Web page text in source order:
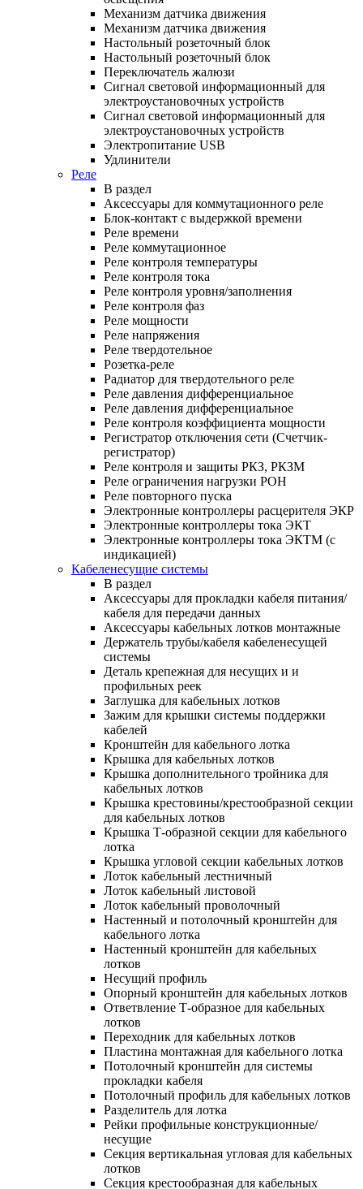
Механизм датчика движения
Механизм датчика движения
Настольный розеточный блок
Настольный розеточный блок
Переключатель жалюзи
Сигнал световой информационный для
электроустановочных устройств
Сигнал световой информационный для
электроустановочных устройств
Электропитание USB
Удлинители
Реле
В раздел
Аксессуары для коммутационного реле
Блок-контакт с выдержкой времени
Реле времени
Реле коммутационное
Реле контроля температуры
Реле контроля тока
Реле контроля уровня/заполнения
Реле контроля фаз
Реле мощности
Реле напряжения
Реле твердотельное
Розетка-реле
Радиатор для твердотельного реле
Реле давления дифференциальное
Реле давления дифференциальное
Реле контроля коэффициента мощности
Регистратор отключения сети (Счетчик-
регистратор)
Реле контроля и защиты РКЗ, РКЗМ
Реле ограничения нагрузки РОН
Реле повторного пуска
Электронные контроллеры расцерителя ЭКР
Электронные контроллеры тока ЭКТ
Электронные контроллеры тока ЭКТМ (с
индикацией)
Кабеленесущие системы
В раздел
Аксессуары для прокладки кабеля питания/
кабеля для передачи данных
Аксессуары кабельных лотков монтажные
Держатель трубы/кабеля кабеленесущей
системы
Деталь крепежная для несущих и и
профильных реек
Заглушка для кабельных лотков
Зажим для крышки системы поддержки
кабелей
Кронштейн для кабельного лотка
Крышка для кабельных лотков
Крышка дополнительного тройника для
кабельных лотков
Крышка крестовины/крестообразной секции
для кабельных лотков
Крышка Т-образной секции для кабельного
лотка
Крышка угловой секции кабельных лотков
Лоток кабельный лестничный
Лоток кабельный листовой
Лоток кабельный проволочный
Настенный и потолочный кронштейн для
кабельного лотка
Настенный кронштейн для кабельных
лотков
Несущий профиль
Опорный кронштейн для кабельных лотков
Ответвление Т-образное для кабельных
лотков
Переходник для кабельных лотков
Пластина монтажная для кабельного лотка
Потолочный кронштейн для системы
прокладки кабеля
Потолочный профиль для кабельных лотков
Разделитель для лотка
Рейки профильные конструкционные/
несущие
Секция вертикальная угловая для кабельных
лотков
Секция крестообразная для кабельных